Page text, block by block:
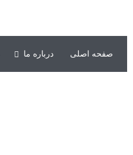
صفحه اصلی درباره ما